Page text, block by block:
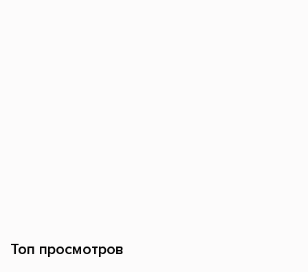
Топ просмотров